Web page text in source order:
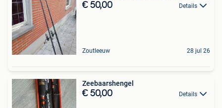
€ 50,00 Details
Zoutleeuw 28 jul 26
Zeebaarshengel
€ 50,00 Details